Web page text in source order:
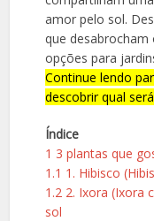
amor pelo sol.
que
opções para
Continue lendo
descobrir qual
Índice
1 3 plantas que
1.1 1. Hibisco
1.2 2. Ixora (Ixora
sol